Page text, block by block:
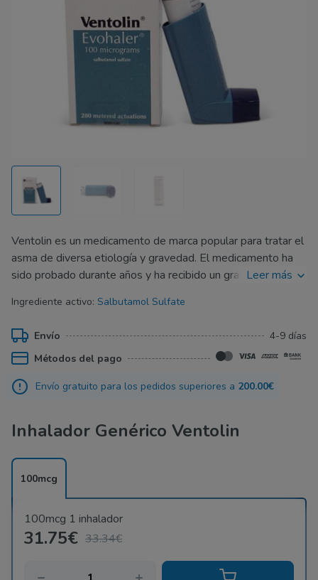
Ventolin es un medicamento de marca popular para tratar el
asma de diversa etiología y gravedad. El medicamento ha
sido probado durante años y ha recibido un gran
científica.
Ventolin funciona muy bien y mejora la calidad de vida de las
personas con asma, independientemente de las causas del
broncoespasmo: exposición a alérgenos, dieta, infecciones
virales o factores genéticos.
Leer más
Ingrediente activo: Salbutamol Sulfate
Envío
4-9 días
Métodos del pago
Envío gratuito para los pedidos superiores a 200.00€
Inhalador Genérico Ventolin
100mcg
100mcg 1 inhalador
31.75€ 33.34€